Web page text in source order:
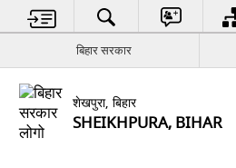
बिहार सरकार
शेखपुरा, बिहार
SHEIKHPURA, BIHAR